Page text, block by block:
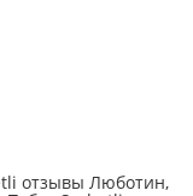
отзывы Люботин,